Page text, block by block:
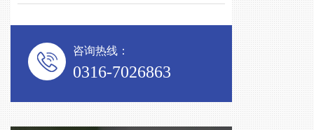
咨询热线：
0316-7026863